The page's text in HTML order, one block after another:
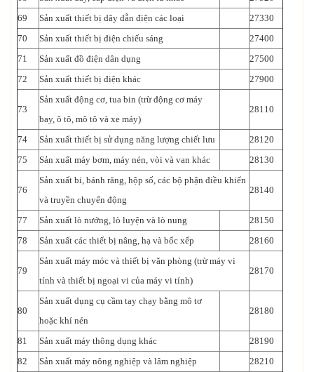
69
Sản xuất thiết bị dây dẫn điện các loại
27330
70
Sản xuất thiết bị điện chiếu sáng
27400
71
Sản xuất đồ điện dân dụng
27500
72
Sản xuất thiết bị điện khác 27900
73
Sản xuất động cơ, tua bin (trừ động cơ máy
bay, ô tô, mô tô và xe máy)
28110
74 Sản xuất thiết bị sử dụng năng lượng chiết lưu
28120
75
Sản xuất máy bơm, máy nén, vòi và van khác 28130
76
Sản xuất bi, bánh răng, hộp số, các bộ phận điều khiển
và truyền chuyển động
28140
77 Sản xuất lò nướng, lò luyện và lò nung
28150
78
Sản xuất các thiết bị nâng, hạ và bốc xếp 28160
79
Sản xuất máy móc và thiết bị văn phòng (trừ máy vi
tính và thiết bị ngoại vi của máy vi tính)
28170
80
Sản xuất dụng cụ cầm tay chạy bằng mô tơ
hoặc khí nén
28180
81 Sản xuất máy thông dụng khác
28190
82
Sản xuất máy nông nghiệp và lâm nghiệp
28210